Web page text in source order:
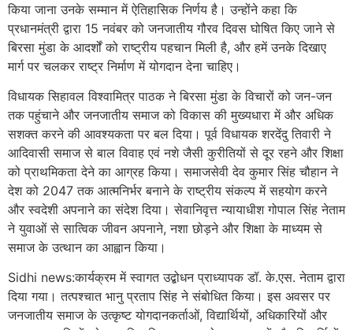
किया जाना उनके सम्मान में ऐतिहासिक निर्णय है। उन्होंने कहा कि
प्रधानमंत्री द्वारा 15 नवंबर को जनजातीय गौरव दिवस घोषित किए जाने से
बिरसा मुंडा के आदर्शों को राष्ट्रीय पहचान मिली है, और हमें उनके दिखाए
मार्ग पर चलकर राष्ट्र निर्माण में योगदान देना चाहिए।
विधायक सिहावल विश्वामित्र पाठक ने बिरसा मुंडा के विचारों को जन-जन
तक पहुंचाने और जनजातीय समाज को विकास की मुख्यधारा में और अधिक
सशक्त करने की आवश्यकता पर बल दिया। पूर्व विधायक शरदेंदु तिवारी ने
आदिवासी समाज से बाल विवाह एवं नशे जैसी कुरीतियों से दूर रहने और शिक्षा
को प्राथमिकता देने का आग्रह किया। समाजसेवी देव कुमार सिंह चौहान ने
देश को 2047 तक आत्मनिर्भर बनाने के राष्ट्रीय संकल्प में सहयोग करने
और स्वदेशी अपनाने का संदेश दिया। सेवानिवृत्त न्यायाधीश गोपाल सिंह नेताम
ने युवाओं से सात्विक जीवन अपनाने, नशा छोड़ने और शिक्षा के माध्यम से
समाज के उत्थान का आह्वान किया।
Sidhi news:कार्यक्रम में स्वागत उद्बोधन प्राध्यापक डॉ. के.एस. नेताम द्वारा
दिया गया। तत्पश्चात भानु प्रताप सिंह ने संबोधित किया। इस अवसर पर
जनजातीय समाज के उत्कृष्ट योगदानकर्ताओं, विद्यार्थियों, अधिकारियों और